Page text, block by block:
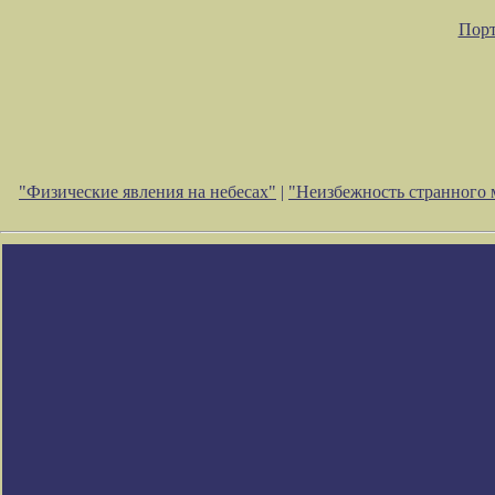
"Физические явления на небесах" | "Неизбежность